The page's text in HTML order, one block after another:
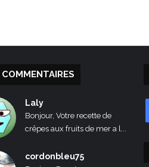
Laly
Bonjour, Votre recette de
crêpes aux fruits de mer a l...
cordonbleu75